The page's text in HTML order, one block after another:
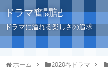
ドラマ奮闘記
ドラマに溢れる楽しさの追求
ホーム 2020春ドラマ